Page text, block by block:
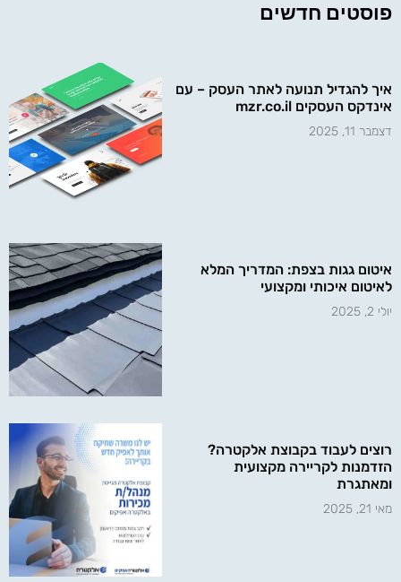
פוסטים חדשים
איך להגדיל תנועה לאתר העסק – עם
אינדקס העסקים mzr.co.il
דצמבר 11, 2025
איטום גגות בצפת: המדריך המלא
לאיטום איכותי ומקצועי
יולי 2, 2025
רוצים לעבוד בקבוצת אלקטרה?
הזדמנות לקריירה מקצועית
ומאתגרת
מאי 21, 2025